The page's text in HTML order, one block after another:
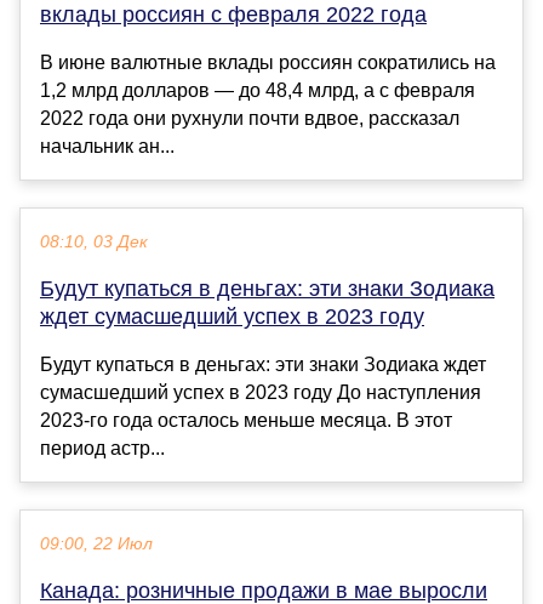
вклады россиян с февраля 2022 года
В июне валютные вклады россиян сократились на
1,2 млрд долларов — до 48,4 млрд, а с февраля
2022 года они рухнули почти вдвое, рассказал
начальник ан...
08:10, 03 Дек
Будут купаться в деньгах: эти знаки Зодиака
ждет сумасшедший успех в 2023 году
Будут купаться в деньгах: эти знаки Зодиака ждет
сумасшедший успех в 2023 году До наступления
2023-го года осталось меньше месяца. В этот
период астр...
09:00, 22 Июл
Канада: розничные продажи в мае выросли